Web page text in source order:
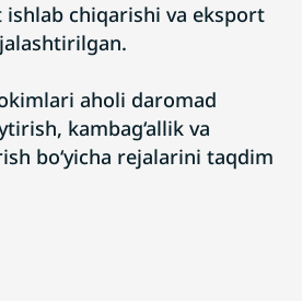
ishlab chiqarishi va eksport
aholi daromad
kambag‘allik va
bo‘yicha rejalarini taqdim